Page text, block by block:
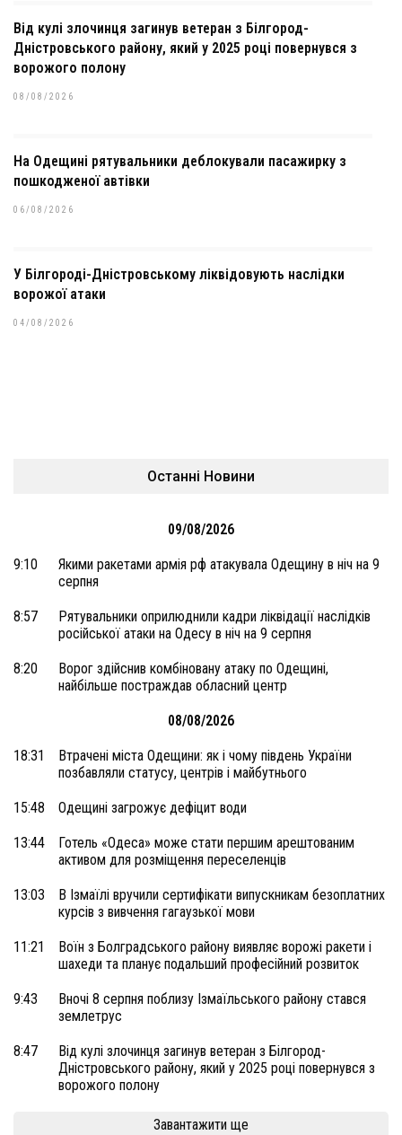
Від кулі злочинця загинув ветеран з Білгород-
Дністровського району, який у 2025 році повернувся з
ворожого полону
08/08/2026
На Одещині рятувальники деблокували пасажирку з
пошкодженої автівки
06/08/2026
У Білгороді-Дністровському ліквідовують наслідки
ворожої атаки
04/08/2026
Останні Новини
09/08/2026
9:10
Якими ракетами армія рф атакувала Одещину в ніч на 9
серпня
8:57
Рятувальники оприлюднили кадри ліквідації наслідків
російської атаки на Одесу в ніч на 9 серпня
8:20
Ворог здійснив комбіновану атаку по Одещині,
найбільше постраждав обласний центр
08/08/2026
18:31
Втрачені міста Одещини: як і чому південь України
позбавляли статусу, центрів і майбутнього
15:48 Одещині загрожує дефіцит води
13:44
Готель «Одеса» може стати першим арештованим
активом для розміщення переселенців
13:03
В Ізмаїлі вручили сертифікати випускникам безоплатних
курсів з вивчення гагаузької мови
11:21
Воїн з Болградського району виявляє ворожі ракети і
шахеди та планує подальший професійний розвиток
9:43
Вночі 8 серпня поблизу Ізмаїльського району стався
землетрус
8:47
Від кулі злочинця загинув ветеран з Білгород-
Дністровського району, який у 2025 році повернувся з
ворожого полону
Завантажити ще